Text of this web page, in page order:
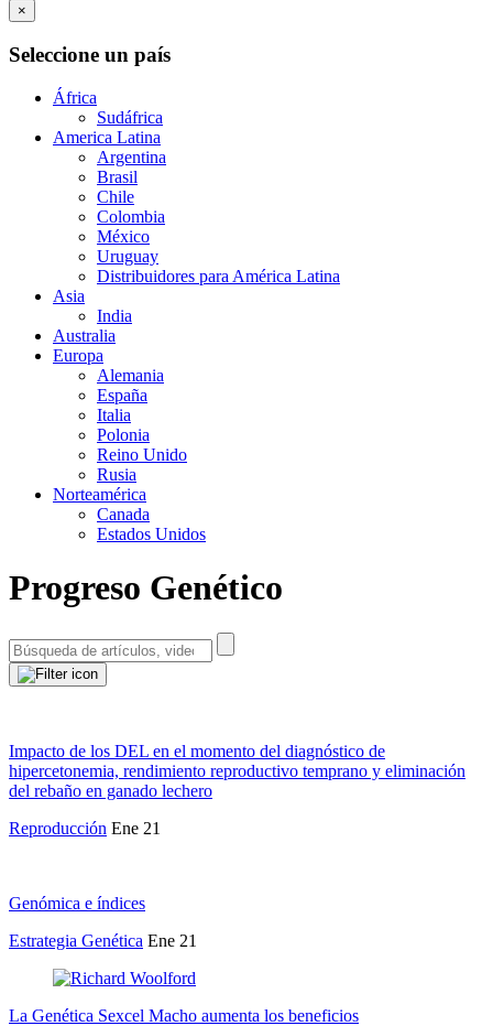
×
Seleccione un país
África
Sudáfrica
America Latina
Argentina
Brasil
Chile
Colombia
México
Uruguay
Distribuidores para América Latina
Asia
India
Australia
Europa
Alemania
España
Italia
Polonia
Reino Unido
Rusia
Norteamérica
Canada
Estados Unidos
Progreso Genético
Impacto de los DEL en el momento del diagnóstico de
hipercetonemia, rendimiento reproductivo temprano y eliminación
del rebaño en ganado lechero
Reproducción Ene 21
Genómica e índices
Estrategia Genética Ene 21
La Genética Sexcel Macho aumenta los beneficios